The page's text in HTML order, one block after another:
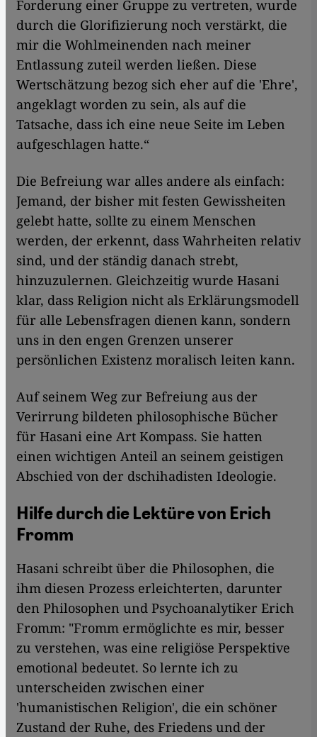
Forderung einer Gruppe zu vertreten, wurde
durch die Glorifizierung noch verstärkt, die
mir die Wohlmeinenden nach meiner
Entlassung zuteil werden ließen. Diese
Wertschätzung bezog sich eher auf die 'Ehre',
angeklagt worden zu sein, als auf die
Tatsache, dass ich eine neue Seite im Leben
aufgeschlagen hatte.“
Die Befreiung war alles andere als einfach:
Jemand, der bisher mit festen Gewissheiten
gelebt hatte, sollte zu einem Menschen
werden, der erkennt, dass Wahrheiten relativ
sind, und der ständig danach strebt,
hinzuzulernen. Gleichzeitig wurde Hasani
klar, dass Religion nicht als Erklärungsmodell
für alle Lebensfragen dienen kann, sondern
uns in den engen Grenzen unserer
persönlichen Existenz moralisch leiten kann.
Auf seinem Weg zur Befreiung aus der
Verirrung bildeten philosophische Bücher
für Hasani eine Art Kompass. Sie hatten
einen wichtigen Anteil an seinem geistigen
Abschied von der dschihadisten Ideologie.
Hilfe durch die Lektüre von Erich
Fromm
Hasani schreibt über die Philosophen, die
ihm diesen Prozess erleichterten, darunter
den Philosophen und Psychoanalytiker Erich
Fromm: "Fromm ermöglichte es mir, besser
zu verstehen, was eine religiöse Perspektive
emotional bedeutet. So lernte ich zu
unterscheiden zwischen einer
'humanistischen Religion', die ein schöner
Zustand der Ruhe, des Friedens und der